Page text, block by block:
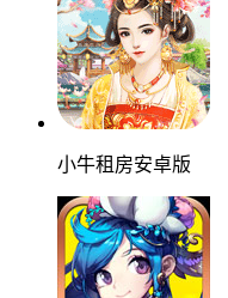
小牛租房安卓版